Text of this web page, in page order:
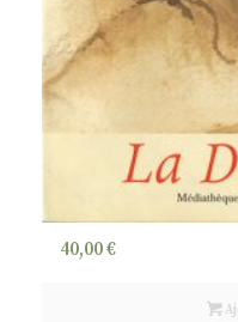
40,00€